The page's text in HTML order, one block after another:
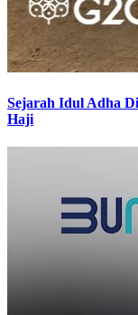
Sejarah Idul Adha
Haji